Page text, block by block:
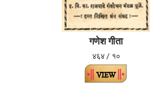
गणेश गीता
४६४ / १०